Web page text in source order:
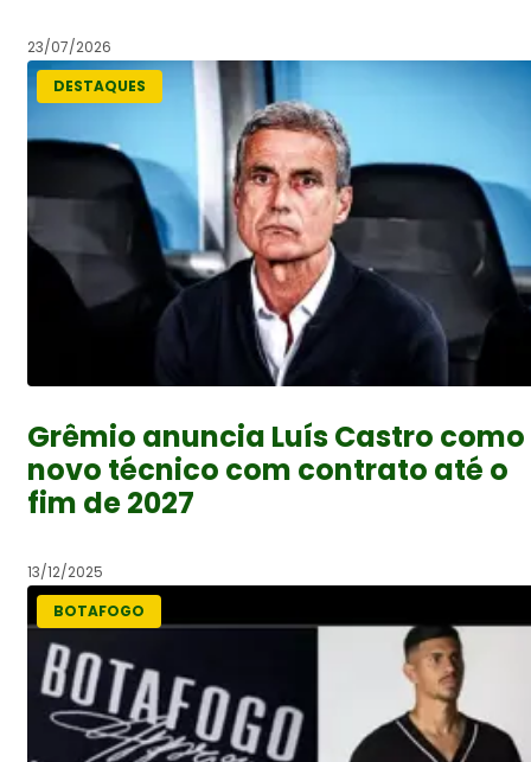
23/07/2026
DESTAQUES
Grêmio anuncia Luís Castro como
novo técnico com contrato até o
fim de 2027
13/12/2025
BOTAFOGO